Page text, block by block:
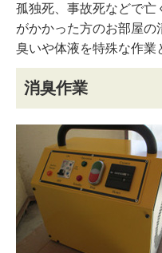
孤独死、事故死などで亡
がかかった方のお部屋の
臭いや体液を特殊な作業
消臭作業